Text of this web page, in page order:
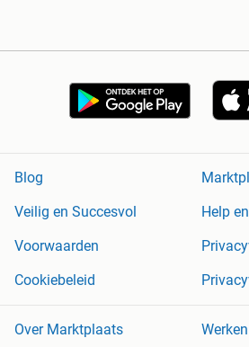
Blog
Veilig en Succesvol
Help
Voorwaarden
Cookiebeleid
Over Marktplaats